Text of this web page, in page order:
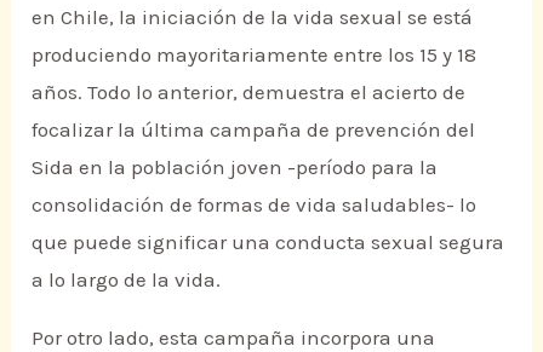
en Chile, la iniciación de la vida sexual se está
produciendo mayoritariamente entre los 15 y 18
años. Todo lo anterior, demuestra el acierto de
focalizar la última campaña de prevención del
Sida en la población joven -período para la
consolidación de formas de vida saludables- lo
que puede significar una conducta sexual segura
a lo largo de la vida.
Por otro lado, esta campaña incorpora una